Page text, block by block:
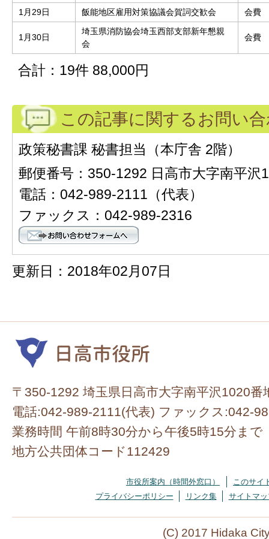
1月29日
飯能地区雇用対策協議会賀詞交歓会 会費
1月30日
埼玉県消防協会埼玉西部支部新年懇親
会
会費
合計：19件 88,000円
この記事に関するお問い
政策秘書課 秘書担当（本庁舎 2階）
郵便番号：350-1292 日高市大字南平沢
電話：042-989-2111（代表）
ファックス：042-989-2316
更新日：2018年02月07日
〒350-1292 埼玉県日高市大字南平沢1020番
電話:042-989-2111(代表) ファックス:042-
業務時間 午前8時30分から午後5時15分まで
地方公共団体コード112429
市役所案内（時間外窓口）
このサイ
プライバシーポリシー
リンク集 サイトマッ
(C) 2017 Hidaka